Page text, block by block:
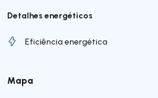
Detalhes energéticos
Eficiência energética
Mapa